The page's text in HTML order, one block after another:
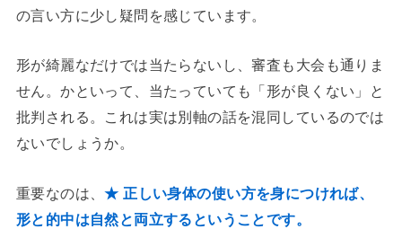
の言い方に少し疑問を感じています。
形が綺麗なだけでは当たらないし、審査も大会も通りま
せん。かといって、当たっていても「形が良くない」と
批判される。これは実は別軸の話を混同しているのでは
ないでしょうか。
重要なのは、★ 正しい身体の使い方を身につければ、
形と的中は自然と両立するということです。